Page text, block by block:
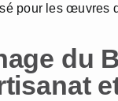
pour les œuvres
du